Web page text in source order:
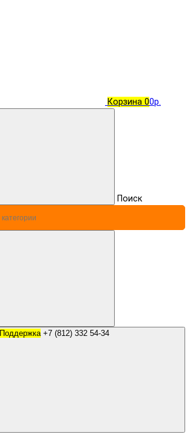
Корзина 00р.
Поиск
Поддержка +7 (812) 332 54-34